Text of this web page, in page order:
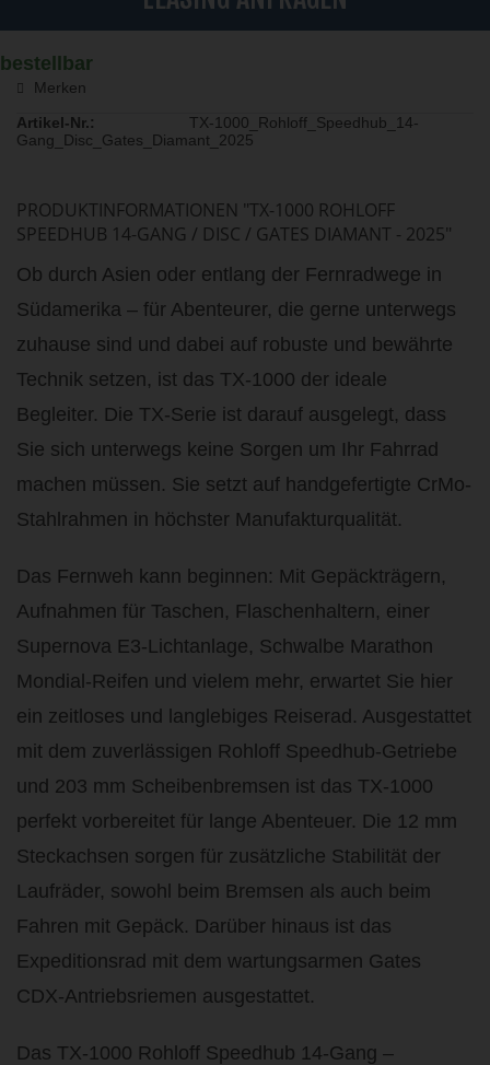
bestellbar
Merken
Artikel-Nr.:
TX-1000_Rohloff_Speedhub_14-
Gang_Disc_Gates_Diamant_2025
PRODUKTINFORMATIONEN "TX-1000 ROHLOFF
SPEEDHUB 14-GANG / DISC / GATES DIAMANT - 2025"
Ob durch Asien oder entlang der Fernradwege in
Südamerika – für Abenteurer, die gerne unterwegs
zuhause sind und dabei auf robuste und bewährte
Technik setzen, ist das TX-1000 der ideale
Begleiter. Die TX-Serie ist darauf ausgelegt, dass
Sie sich unterwegs keine Sorgen um Ihr Fahrrad
machen müssen. Sie setzt auf handgefertigte CrMo-
Stahlrahmen in höchster Manufakturqualität.
Das Fernweh kann beginnen: Mit Gepäckträgern,
Aufnahmen für Taschen, Flaschenhaltern, einer
Supernova E3-Lichtanlage, Schwalbe Marathon
Mondial-Reifen und vielem mehr, erwartet Sie hier
ein zeitloses und langlebiges Reiserad. Ausgestattet
mit dem zuverlässigen Rohloff Speedhub-Getriebe
und 203 mm Scheibenbremsen ist das TX-1000
perfekt vorbereitet für lange Abenteuer. Die 12 mm
Steckachsen sorgen für zusätzliche Stabilität der
Laufräder, sowohl beim Bremsen als auch beim
Fahren mit Gepäck. Darüber hinaus ist das
Expeditionsrad mit dem wartungsarmen Gates
CDX-Antriebsriemen ausgestattet.
Das TX-1000 Rohloff Speedhub 14-Gang –